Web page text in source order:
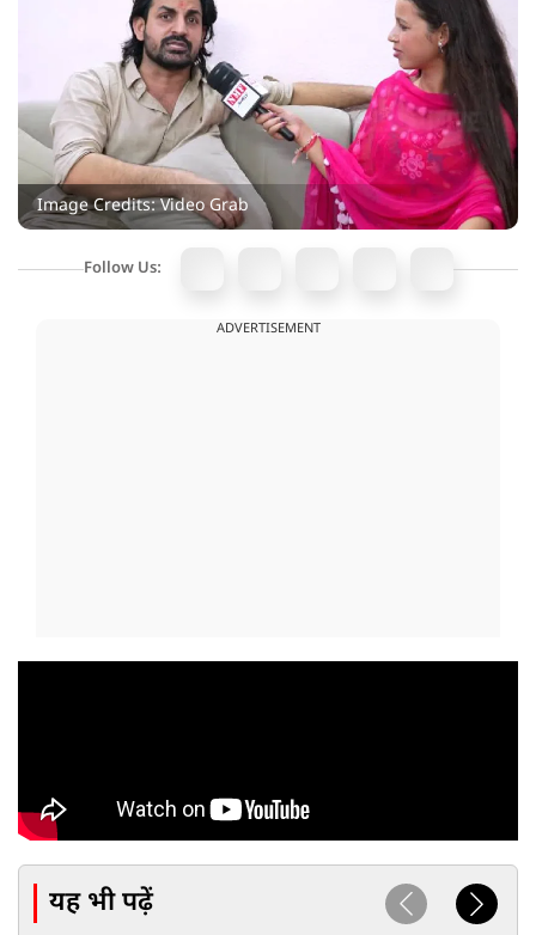
Image Credits: Video Grab
Follow Us:
ADVERTISEMENT
यह भी पढ़ें